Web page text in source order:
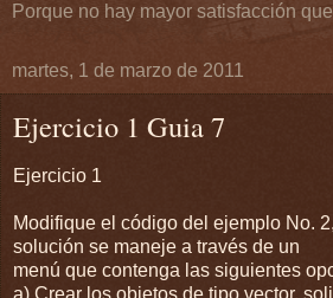
Porque no hay mayor satisfacción
martes, 1 de marzo de 2011
Ejercicio 1 Guia 7
Ejercicio 1
Modifique el código del ejemplo No.
solución se maneje a través de un
menú que contenga las siguientes
a) Crear los objetos de tipo vector,